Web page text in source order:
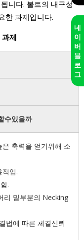
네
이
버
블
로
그
니다. 볼트의 내구성
한 과제입니다.
제
수있을까
축력을 얻기위해 소
임.
.
리 밑부분의 Necking
법에 따른 체결신뢰